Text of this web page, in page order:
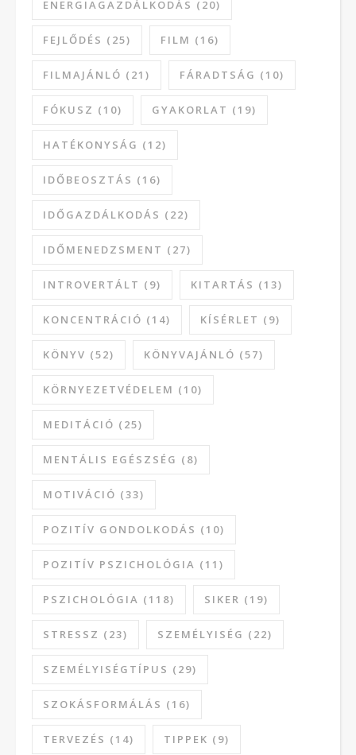
ENERGIAGAZDÁLKODÁS (20)
FEJLŐDÉS (25) FILM (16)
FILMAJÁNLÓ (21) FÁRADTSÁG (10)
FÓKUSZ (10) GYAKORLAT (19)
HATÉKONYSÁG (12)
IDŐBEOSZTÁS (16)
IDŐGAZDÁLKODÁS (22)
IDŐMENEDZSMENT (27)
INTROVERTÁLT (9) KITARTÁS (13)
KONCENTRÁCIÓ (14) KÍSÉRLET (9)
KÖNYV (52) KÖNYVAJÁNLÓ (57)
KÖRNYEZETVÉDELEM (10)
MEDITÁCIÓ (25)
MENTÁLIS EGÉSZSÉG (8)
MOTIVÁCIÓ (33)
POZITÍV GONDOLKODÁS (10)
POZITÍV PSZICHOLÓGIA (11)
PSZICHOLÓGIA (118) SIKER (19)
STRESSZ (23) SZEMÉLYISÉG (22)
SZEMÉLYISÉGTÍPUS (29)
SZOKÁSFORMÁLÁS (16)
TERVEZÉS (14) TIPPEK (9)